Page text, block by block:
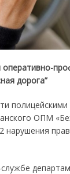
оперативно-
дорога”
полицейскими
ОПМ
нарушения